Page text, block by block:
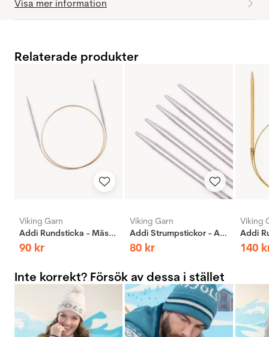
Visa mer information
Relaterade produkter
Viking Garn
Addi Rundsticka - Mässing
90 kr
Viking Garn
Addi Strumpstickor - Aluminium
80 kr
Viking
140
Inte korrekt? Försök av dessa i stället